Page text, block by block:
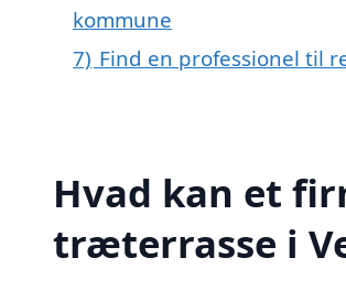
kommune
7) Find en professionel til
Hvad kan et
træterrasse i